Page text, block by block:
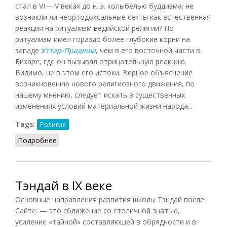
стал в VI—IV веках до н. э. колыбелью буддизма; не
возникли ли неортодоксальные секты как естественная
реакция на ритуализм ведийской религии? Но
ритуализм имел гораздо более глубокие корни на
западе Уттар-Прадеша, чем в его восточной части в
Бихаре, где он вызывал отрицательную реакцию.
Видимо, не в этом его истоки. Верное объяснение
возникновению нового религиозного движения, по
нашему мнению, следует искать в существенных
изменениях условий материальной жизни народа...
Tags:
Религия
Подробнее
Тэндай в IX веке
Основные направления развития школы Тэндай после
Сайте: — это сближение со столичной знатью,
усиление «тайной» составляющей в обрядности и в